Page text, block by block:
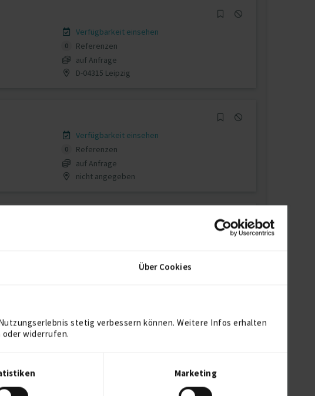
Über Cookies
stetig verbessern können. Weitere Infos erhalten
oder widerrufen.
Marketing
Verfügbarkeit einsehen
0
Referenzen
auf Anfrage
D-04315 Leipzig
Verfügbarkeit einsehen
0
Referenzen
auf Anfrage
nicht angegeben